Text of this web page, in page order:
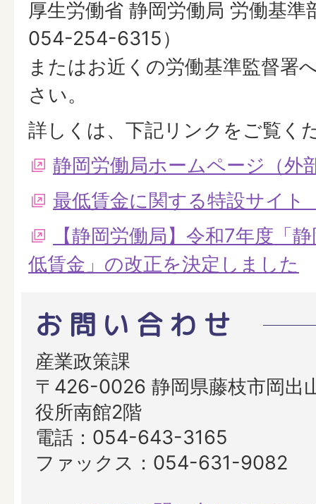
厚生労働省 静岡労働局 労働基準
054-254-6315）
またはお近くの労働基準監督署
さい。
詳しくは、下記リンクをご覧く
静岡労働局ホームページ（外
最低賃金に関する特設サイト
【静岡労働局】令和7年度「
低賃金」の改正を決定しました
お問い合わせ
産業政策課
〒426-0026 静岡県藤枝市岡出
役所南館2階
電話：054-643-3165
ファックス：054-631-9082